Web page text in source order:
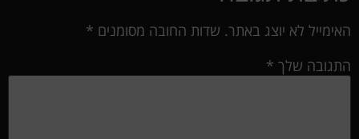
האימייל לא יוצג באתר. שדות החובה מסומנים *
התגובה שלך *